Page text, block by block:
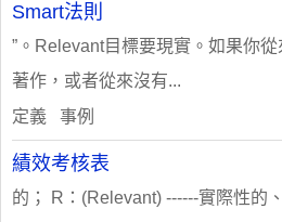
Smart法則
”。Relevant目標要現實。如果你
著作，或者從來沒有...
定義 事例
績效考核表
的； R：(Relevant) ------實際性的